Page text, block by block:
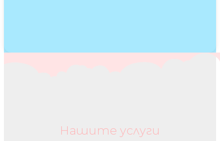
Нашите услуги